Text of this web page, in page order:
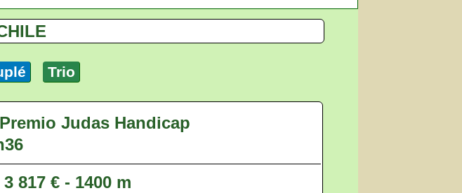
Trio
Premio Judas Handicap
817 € - 1400 m